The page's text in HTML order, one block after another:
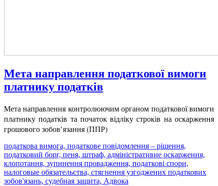
Мета направлення податкової вимоги
платнику податків
Мета направлення контролюючим органом податкової вимоги
платнику податків та початок відліку строків на оскарження
грошового зобов’язання (ППР)
податкова вимога, податкове повідомлення – рішення,
податковий борг, пеня, штраф, адміністративне оскарження,
клопотання, зупинення провадження, податкові спори,
налоговые обязательства, стягнення узгоджених податкових
зобов'язань, судебная защита, Адвока